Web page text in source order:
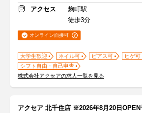
アクセス
麹町駅
徒歩3分
オンライン面接可
大学生歓迎 ネイル可 ピアス可
ヒゲ可
シフト自由・自己申告
株式会社アクセアの求人一覧を見る
アクセア 北千住店 ※2026年8月20日OPEN